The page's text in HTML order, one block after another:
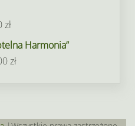
179,00 zł
złZakres
cen:
od
Harmonia”
złZakres